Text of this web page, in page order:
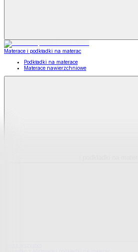
Materace i podkładki na materac
Podkładki na materace
Materace nawierzchniowe